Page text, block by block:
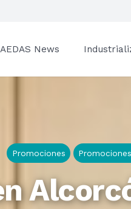
AEDAS News
Promociones